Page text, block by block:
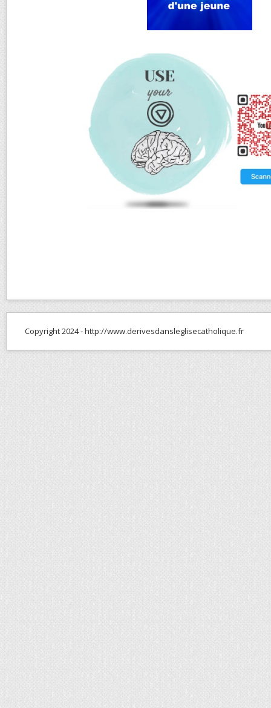
Copyright 2024 - http://www.derivesdansleglisecatholique.fr